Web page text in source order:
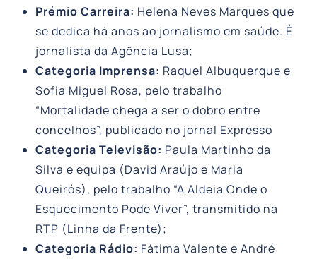
Prémio Carreira: Helena Neves Marques que
se dedica há anos ao jornalismo em saúde. É
jornalista da Agência Lusa;
Categoria Imprensa: Raquel Albuquerque e
Sofia Miguel Rosa, pelo trabalho
“Mortalidade chega a ser o dobro entre
concelhos”, publicado no jornal Expresso
Categoria Televisão: Paula Martinho da
Silva e equipa (David Araújo e Maria
Queirós), pelo trabalho “A Aldeia Onde o
Esquecimento Pode Viver”, transmitido na
RTP (Linha da Frente);
Categoria Rádio: Fátima Valente e André